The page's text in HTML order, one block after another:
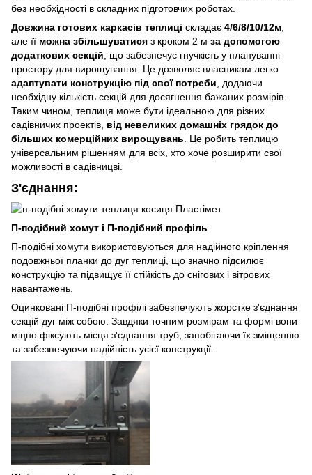
без необхідності в складних підготовчих роботах.
Довжина готових каркасів теплиці складає 4/6/8/10/12м
але її можна збільшуватися з кроком 2 м за допомогою
додаткових секцій , що забезпечує гнучкість у плануванні
простору для вирощування. Це дозволяє власникам легко
адаптувати конструкцію під свої потреби , додаючи
необхідну кількість секцій для досягнення бажаних розмірів.
Таким чином, теплиця може бути ідеальною для різних
садівничих проектів, від невеликих домашніх грядок до
більших комерційних вирощувань . Це робить теплицю
універсальним рішенням для всіх, хто хоче розширити свої
можливості в садівницві.
З'єднання:
П-подібний хомут і П-подібний профіль
П-подібні хомути використовуються для надійного кріплення
подовжньої планки до дуг теплиці, що значно підсилює
конструкцію та підвищує її стійкість до снігових і вітрових
навантажень.
Оцинковані П-подібні профілі забезпечують жорстке з'єднання
секцій дуг між собою. Завдяки точним розмірам та формі вони
міцно фіксують місця з'єднання труб, запобігаючи їх зміщенню
та забезпечуючи надійність усієї конструкції.